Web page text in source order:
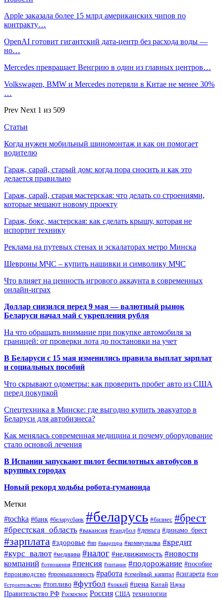
Apple заказала более 15 млрд американских чипов по
контракту…
OpenAI готовит гигантский дата-центр без расхода воды —
но…
Mercedes превращает Венгрию в один из главных центров…
Volkswagen, BMW и Mercedes потеряли в Китае не менее 30%
…
Prev Next 1 из 509
Статьи
Когда нужен мобильный шиномонтаж и как он помогает
водителю
Гараж, сарай, старый дом: когда пора сносить и как это
делается правильно
Гараж, сарай, старая мастерская: что делать со строениями,
которые мешают новому проекту
Гараж, бокс, мастерская: как сделать крышу, которая не
испортит технику
Реклама на путевых стенах и эскалаторах метро Минска
Шевроны МЧС – купить нашивки и символику МЧС
Что влияет на ценность игрового аккаунта в современных
онлайн-играх
Доллар снизился перед 9 мая — валютный рынок
Беларуси начал май с укрепления рубля
На что обращать внимание при покупке автомобиля за
границей: от проверки лота до постановки на учет
В Беларуси с 15 мая изменились правила выплат зарплат
и социальных пособий
Что скрывают одометры: как проверить пробег авто из США
перед покупкой
Спецтехника в Минске: где выгодно купить эвакуатор в
Беларуси для автобизнеса?
Как менялась современная медицина и почему оборудование
стало основой лечения
В Испании запускают пилот беспилотных автобусов в
крупных городах
Новый рекорд ходьбы робота-гуманоида
Метки
#tochka #банк #беларусбанк #беларусь #бизнес #брест
#брестская_область #вакансия #гандбол #деньга #динамо_брест
#зарплата #здоровье #ип #квартира #коммуналка #кредит
#курс_валют #медицина #налог #недвижимость #новости
компаний #отношения #пенсия #питание #подорожание #пособие
#производство #промышленность #работа #семейный_капитал #сигарета #сон
#строительство #топливо #футбол #хоккей #цена Китай Наука
Правительство РФ Роскосмос Россия США технологии